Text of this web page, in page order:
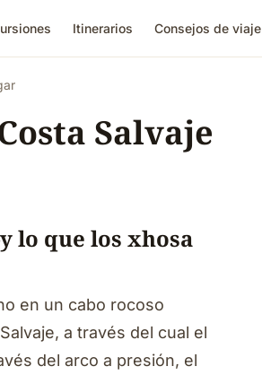
Itinerarios Consejos de viaje
Salvaje
lo que los xhosa
en un cabo rocoso
a través del cual el
del arco a presión, el